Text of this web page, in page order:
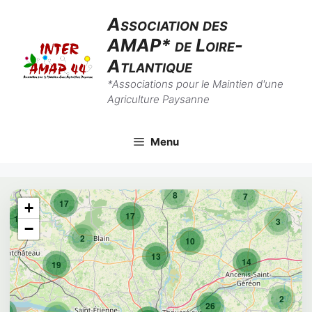
content
Association des
AMAP* de Loire-
Atlantique
*Associations pour le Maintien d'une
Agriculture Paysanne
Menu
7
8
3
2
14
17
17
2
10
19
10
26
13
+
−